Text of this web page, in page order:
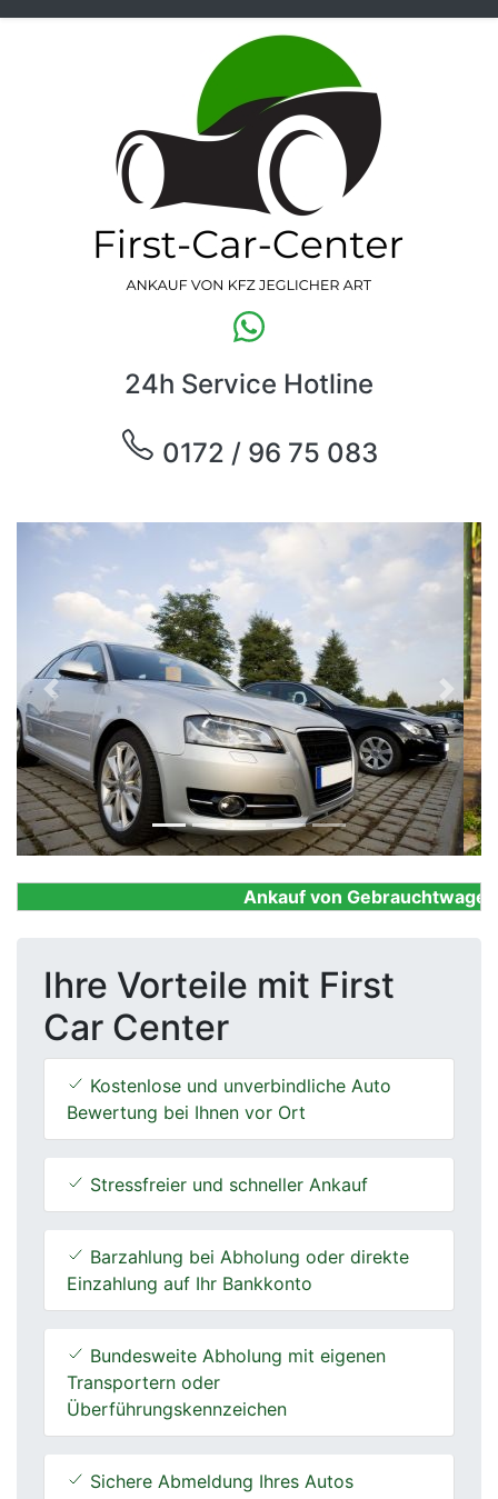
24h Service Hotline
0172 / 96 75 083
Previous Next
Ankauf von
Ihre Vorteile mit First
Car Center
Kostenlose und unverbindliche Auto
Bewertung bei Ihnen vor Ort
Stressfreier und schneller Ankauf
Barzahlung bei Abholung oder direkte
Einzahlung auf Ihr Bankkonto
Bundesweite Abholung mit eigenen
Transportern oder
Überführungskennzeichen
Sichere Abmeldung Ihres Autos